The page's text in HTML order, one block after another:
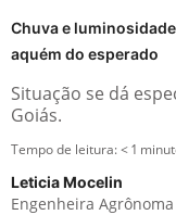
Chuva e
aquém do esperado
Situação se dá
Goiás.
Tempo de leitura:< 1
Leticia Mocelin
Engenheira